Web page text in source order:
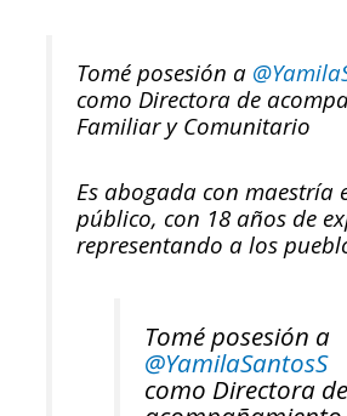
Tomé posesión a
como Directora de
Familiar y Comunitario
Es abogada con maestría
público, con 18 años de
representando a los
Tomé posesión a
@YamilaSantosS
como Directora de